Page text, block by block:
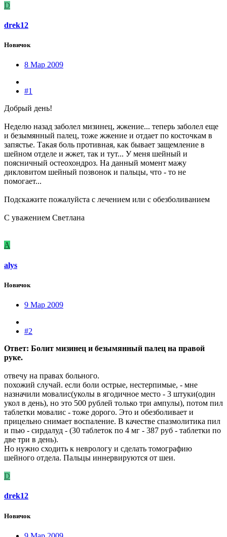
D
drek12
Новичок
8 Мар 2009
#1
Добрый день!
Неделю назад заболел мизинец, жжение... теперь заболел еще
и безымянный палец, тоже жжение и отдает по косточкам в
запястье. Такая боль противная, как бывает защемление в
шейном отделе и жжет, так и тут... У меня шейный и
поясничный остеохондроз. На данный момент мажу
дикловитом шейный позвонок и пальцы, что - то не
помогает...
Подскажите пожалуйста с лечением или с обезболиванием
С уважением Светлана
A
alys
Новичок
9 Мар 2009
#2
Ответ: Болит мизинец и безымянный палец на правой
руке.
отвечу на правах больного.
похожий случай. если боли острые, нестерпимые, - мне
назначили мовалис(уколы в ягодичное место - 3 штуки(один
укол в день), но это 500 рублей только три ампулы), потом пил
таблетки мовалис - тоже дорого. Это и обезболивает и
прицельно снимает воспаление. В качестве спазмолитика пил
и пью - сирдалуд - (30 таблеток по 4 мг - 387 руб - таблетки по
две три в день).
Но нужно сходить к неврологу и сделать томографию
шейного отдела. Пальцы иннервируются от шеи.
D
drek12
Новичок